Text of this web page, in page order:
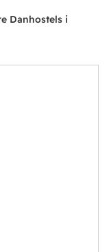
Danhostels i